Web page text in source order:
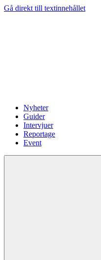
Gå direkt till textinnehållet
Nyheter
Guider
Intervjuer
Reportage
Event